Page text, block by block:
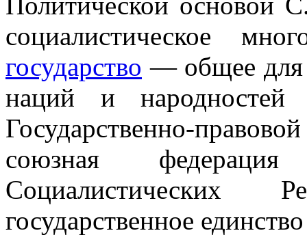
социалистическое
государство — общее для
наций и народностей
Государственно-
союзная
Социалистических
государственное